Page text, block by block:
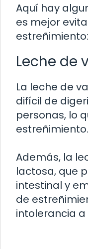
Aquí hay
es mejor
estreñimiento:
Leche de
La leche de
difícil de
personas, lo
estreñimiento.
Además, la
lactosa, que
intestinal y
de
intolerancia